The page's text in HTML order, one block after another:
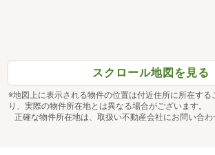
スクロール地図を見る
※地図上に表示される物件の位置は付近住所に所在する
り、実際の物件所在地とは異なる場合がございます。
正確な物件所在地は、取扱い不動産会社にお問い合わ